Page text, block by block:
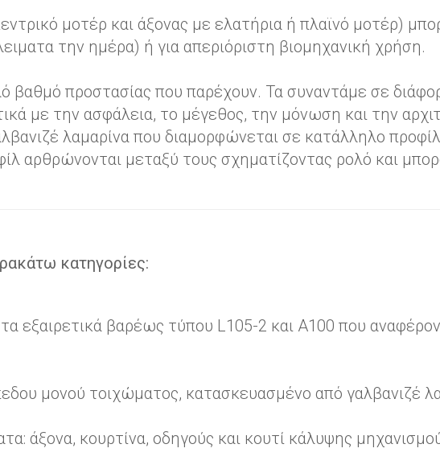
μοτέρ και άξονας με ελατήρια ή πλαϊνό μοτέρ)
την ημέρα) ή για απεριόριστη βιομηχανική χρήση.
βαθμό προστασίας που παρέχουν. Τα συναντάμε σε
με την ασφάλεια, το μέγεθος, την μόνωση και την
λαμαρίνα που διαμορφώνεται σε κατάλληλο
αρθρώνονται μεταξύ τους σχηματίζοντας ρολό και
κατηγορίες:
εξαιρετικά βαρέως τύπου L105-2 και A100 που
μονού τοιχώματος, κατασκευασμένο από γαλβανιζέ
άξονα, κουρτίνα, οδηγούς και κουτί κάλυψης